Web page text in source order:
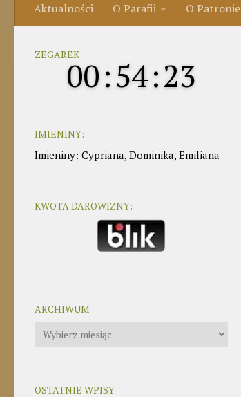
Aktualności O Parafii O Patronie
ZEGAREK
00:54:24
IMIENINY:
Imieniny: Cypriana, Dominika, Emiliana
KWOTA DAROWIZNY:
ARCHIWUM
Archiwum
OSTATNIE WPISY